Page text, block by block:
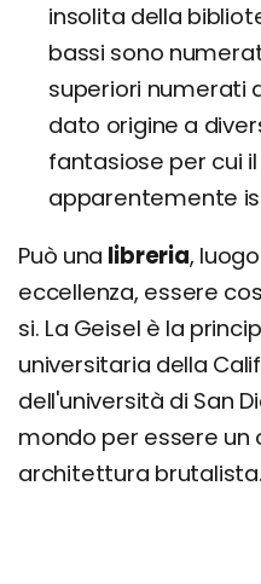
insolita della
bassi sono
superiori numerati
dato origine a
fantasiose per cui
apparentemente
Può una libreria,
eccellenza, essere
si. La Geisel è la
universitaria della
dell'università di San
mondo per essere
architettura brutalista.